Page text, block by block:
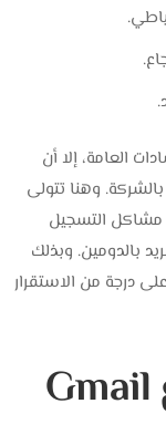
العامة، إلا أن
وهنا تتولى
مشاكل التسجيل
بالدومين. وبذلك
درجة من الاستقرار
ربط بريد الشركة مع Gmail